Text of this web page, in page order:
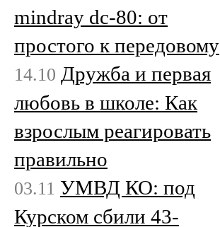
mindray dc-80: от
простого к передовому
14.10 Дружба и первая
любовь в школе: Как
взрослым реагировать
правильно
03.11 УМВД КО: под
Курском сбили 43-